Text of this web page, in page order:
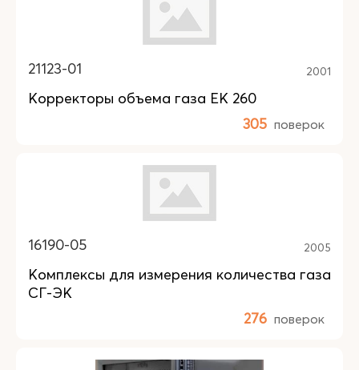
21123-01 2001
Корректоры объема газа EK 260
305 поверок
16190-05 2005
Комплексы для измерения количества газа
СГ-ЭК
276 поверок